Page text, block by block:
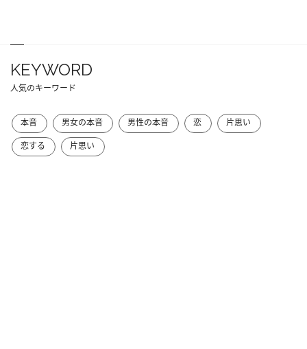
KEYWORD
人気のキーワード
本音 男女の本音 男性の本音 恋
片思い
恋する
片思い